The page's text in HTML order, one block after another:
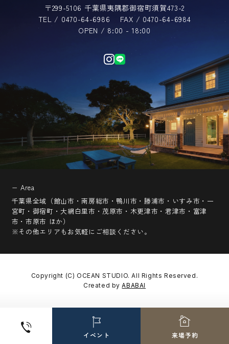
〒299-5106 千葉県夷隅郡御宿町須賀473-2
TEL / 0470-64-6986
FAX / 0470-64-6984
OPEN / 8:00 - 18:00
− Area
千葉県全域（館山市・南房総市・鴨川市・勝浦市・いすみ市・一
宮町・御宿町・大網白里市・茂原市・木更津市・君津市・富津
市・市原市 ほか）
※その他エリアもお気軽にご相談ください。
Copyright (C) OCEAN STUDIO. All Rights Reserved.
Created by ABABAI